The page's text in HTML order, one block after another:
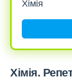
Хімія.